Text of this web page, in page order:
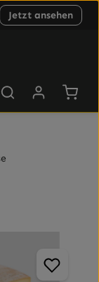
Jetzt ansehen